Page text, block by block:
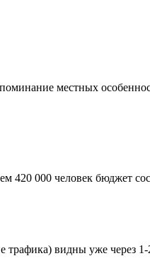
местных
420 000 человек бюджет
трафика) видны уже через 1-